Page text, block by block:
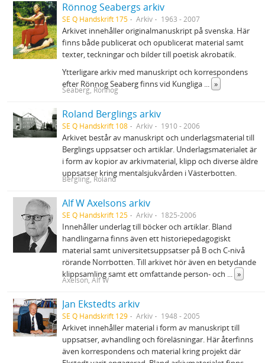
Rönnog Seabergs arkiv
SE Q Handskrift 175 Arkiv 1963 - 2007
Arkivet innehåller originalmanuskript på svenska. Här
finns både publicerat och opublicerat material samt
texter, teckningar och bilder till poetisk akrobatik.
Ytterligare arkiv med manuskript och korrespondens
efter Rönnog Seaberg finns vid Kungliga ... »
Seaberg, Rönnog
Roland Berglings arkiv
SE Q Handskrift 108 Arkiv 1910 - 2006
Arkivet består av manuskript och underlagsmaterial till
Berglings uppsatser och artiklar. Underlagsmaterialet är
i form av kopior av arkivmaterial, klipp och diverse äldre
uppsatser kring mentalsjukvården i Västerbotten.
Bergling, Roland
Alf W Axelsons arkiv
SE Q Handskrift 125 Arkiv 1825-2006
Innehåller underlag till böcker och artiklar. Bland
handlingarna finns även ett historiepedagogiskt
material samt universitetsuppsatser på B och C-nivå
rörande Norrbotten. Till arkivet hör även en betydande
klippsamling samt ett omfattande person- och ... »
Axelson, Alf W
Jan Ekstedts arkiv
SE Q Handskrift 129 Arkiv 1948 - 2005
Arkivet innehåller material i form av manuskript till
uppsatser, avhandling och föreläsningar. Här återfinns
även korrespondens och material kring projekt där